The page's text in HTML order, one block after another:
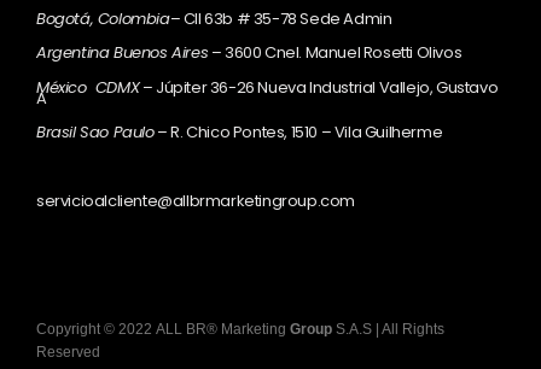
Bogotá, Colombia– Cll 63b # 35-78 Sede Admin
Argentina Buenos Aires – 3600 Cnel. Manuel Rosetti Olivos
México CDMX– Júpiter 36-26 Nueva Industrial Vallejo, Gustavo
A
Brasil Sao Paulo– R. Chico Pontes, 1510 – Vila Guilherme
servicioalcliente@allbrmarketingroup.com
Copyright © 2022 ALL BR® Marketing Group S.A.S | All Rights
Reserved